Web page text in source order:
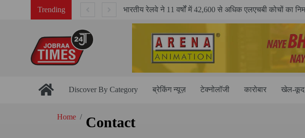
Trending
Discover By Category ब्रेकिंग न्यूज़ टेक्नोलॉजी कारोबार खेल-कूद
Home Contact